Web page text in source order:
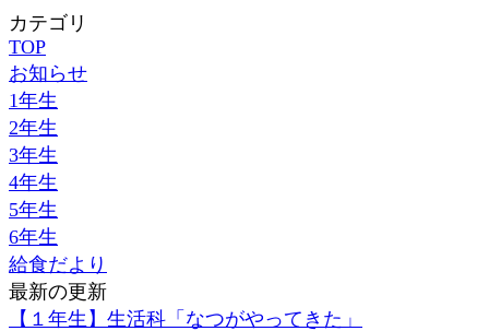
カテゴリ
TOP
お知らせ
1年生
2年生
3年生
4年生
5年生
6年生
給食だより
最新の更新
【１年生】生活科「なつがやってきた」